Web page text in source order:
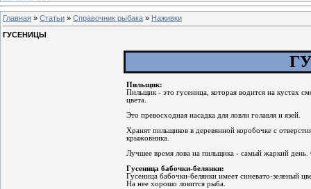
Главная » Статьи » Справочник рыбака » Наживки
ГУСЕНИЦЫ
Пильщик:
Пильщик - это гусеница, которая водится на кустах
цвета.
Это превосходная насадка для ловли голавля и язей.
Хранят пильщиков в деревянной коробочке с
крыжовника.
Лучшее время лова на пильщика - самый жаркий день.
Гусеница бабочки-белянки:
Гусеница бабочки-белянки имеет синевато-зеленый
На нее хорошо ловится рыба.